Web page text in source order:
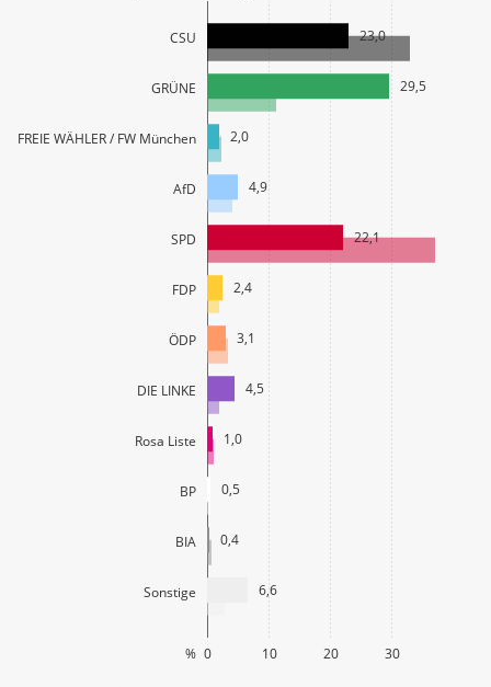
CSU
GRÜNE
FREIE WÄHLER / FW München
AfD
SPD
FDP
ÖDP
DIE LINKE
Rosa Liste
BP
BIA
Sonstige
0 10 20 30
%
23,0
29,5
2,0
4,9
22,1
2,4
3,1
4,5
1,0
0,5
0,4
6,6